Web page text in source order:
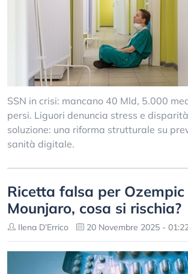
SSN in crisi: mancano 40 Mld, 5.000
persi. Liguori denuncia stress e
soluzione: una riforma strutturale su
sanità digitale.
Ricetta falsa per Ozempic
Mounjaro, cosa si rischia?
Ilena D’Errico 20 Novembre 2025 -